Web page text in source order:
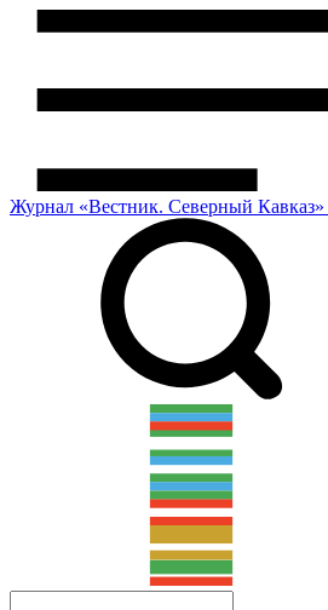
Журнал «Вестник. Северный Кавказ»